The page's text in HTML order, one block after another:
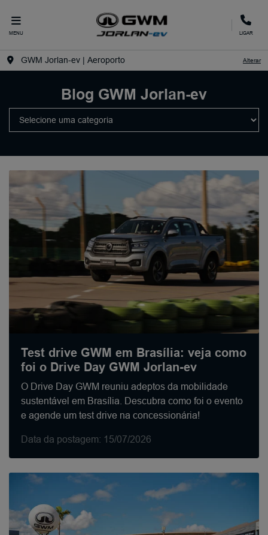
MENU LIGAR
GWM Jorlan-ev | Aeroporto Alterar
Blog GWM Jorlan-ev
Test drive GWM em Brasília: veja como
foi o Drive Day GWM Jorlan-ev
O Drive Day GWM reuniu adeptos da mobilidade
sustentável em Brasília. Descubra como foi o evento
e agende um test drive na concessionária!
Data da postagem: 15/07/2026